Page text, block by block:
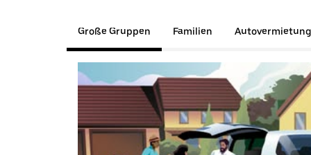
Große Gruppen Familien